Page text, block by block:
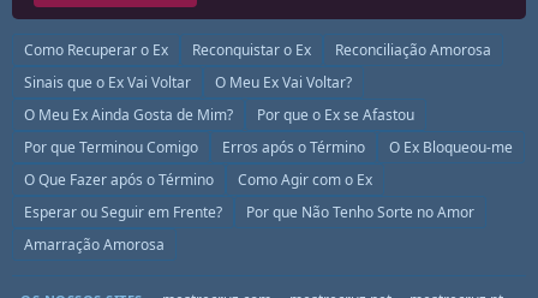
Como Recuperar o Ex Reconquistar o Ex
Reconciliação Amorosa
Sinais que o Ex Vai Voltar
O Meu Ex Vai Voltar?
O Meu Ex Ainda Gosta de Mim?
Por que o Ex se Afastou
Por que Terminou Comigo
Erros após o Término
O Ex Bloqueou-me
O Que Fazer após o Término
Como Agir com o Ex
Esperar ou Seguir em Frente?
Por que Não Tenho Sorte no Amor
Amarração Amorosa